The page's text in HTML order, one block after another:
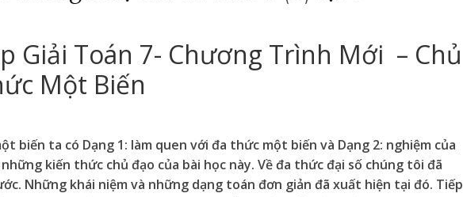
Giải Toán 7- Chương Trình Mới – Chủ
Một Biến
biến ta có Dạng 1: làm quen với đa thức một biến và Dạng 2: nghiệm của
kiến thức chủ đạo của bài học này. Về đa thức đại số chúng tôi đã
Những khái niệm và những dạng toán đơn giản đã xuất hiện tại đó. Tiếp